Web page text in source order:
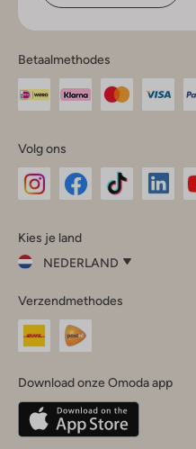
Betaalmethodes
Volg ons
InstagramFacebook
Kies je land
NEDERLAND
je
land
Nederland
Belgique(Français)
Deutschland
Verzendmethodes
Download onze Omoda app